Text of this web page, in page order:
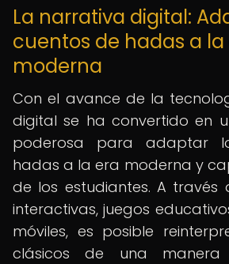
La narrativa digital:
cuentos de hadas a la
moderna
Con el avance de la
digital se ha convertido en
poderosa para adaptar
hadas a la era moderna y
de los estudiantes. A
interactivas, juegos
móviles, es posible
clásicos de una manera